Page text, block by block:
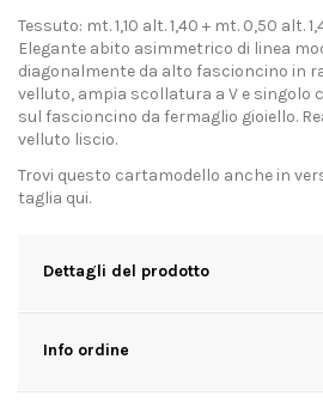
Tessuto: mt. 1,10 alt. 1,40 + mt. 0,50 alt.
Elegante abito asimmetrico di linea
diagonalmente da alto fascioncino in
velluto, ampia scollatura a V e singolo
sul fascioncino da fermaglio gioiello.
velluto liscio.
Trovi questo cartamodello anche in
taglia qui.
Dettagli del prodotto
Info ordine